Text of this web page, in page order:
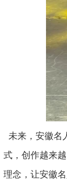
未来，安徽名
式，创作越来
理念，让安徽